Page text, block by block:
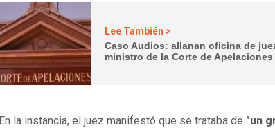
Lee También >
Caso Audios: allanan oficina de
ministro de la Corte de Apelaciones
En la instancia, el juez manifestó que se trataba de "un